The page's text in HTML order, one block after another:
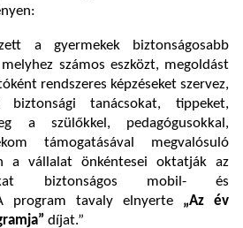
a gyermekek biztonságosabb
számos eszközt, megoldást
rendszeres képzéseket szervez,
biztonsági tanácsokat, tippeket,
a szülőkkel, pedagógusokkal,
támogatásával megvalósuló
a vállalat önkéntesei oktatják az
biztonságos mobil- és
program tavaly elnyerte „Az év
díjat.”